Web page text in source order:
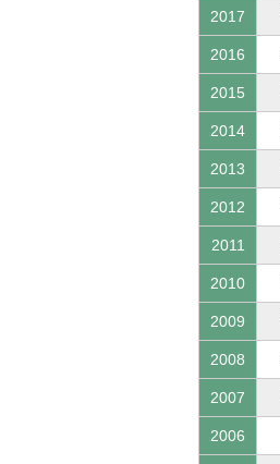
2017
2016
2015
2014
2013
2012
2011
2010
2009
2008
2007
2006